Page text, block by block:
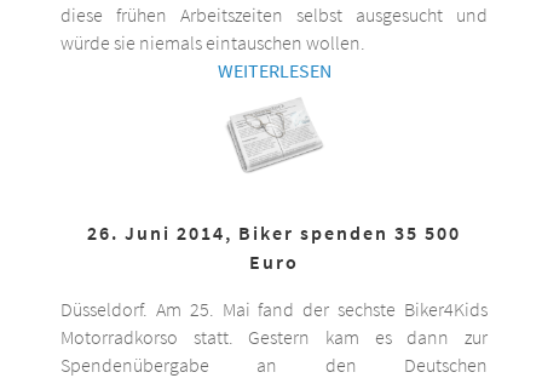
diese frühen Arbeitszeiten selbst ausgesucht und
würde sie niemals eintauschen wollen.
WEITERLESEN
26. Juni 2014, Biker spenden 35 500
Euro
Düsseldorf. Am 25. Mai fand der sechste Biker4Kids
Motorradkorso statt. Gestern kam es dann zur
Spendenübergabe an den Deutschen